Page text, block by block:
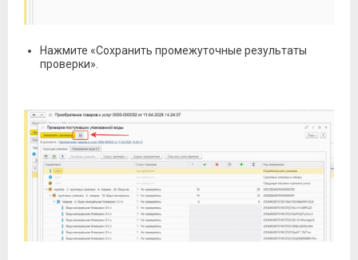
Нажмите «Сохранить промежуточные результаты
проверки».